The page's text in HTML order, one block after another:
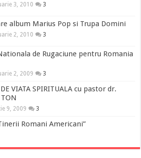
3, 2010 3
album Marius Pop si Trupa Domini
2, 2010 3
de Rugaciune pentru Romania
2, 2009 3
DE VIATA SPIRITUALA cu pastor dr.
9, 2009 3
Romani Americani”